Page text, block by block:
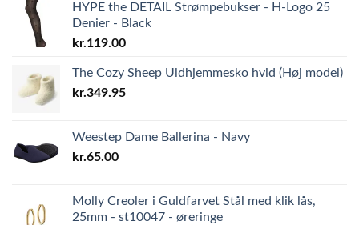
HYPE the DETAIL Strømpebukser - H-Logo 25
Denier - Black
kr.119.00
The Cozy Sheep Uldhjemmesko hvid (Høj model)
kr.349.95
Weestep Dame Ballerina - Navy
kr.65.00
Molly Creoler i Guldfarvet Stål med klik lås,
25mm - st10047 - øreringe